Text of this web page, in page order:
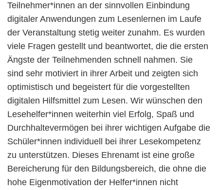
Teilnehmer*innen an der sinnvollen Einbindung
digitaler Anwendungen zum Lesenlernen im Laufe
der Veranstaltung stetig weiter zunahm. Es wurden
viele Fragen gestellt und beantwortet, die die ersten
Ängste der Teilnehmenden schnell nahmen. Sie
sind sehr motiviert in ihrer Arbeit und zeigten sich
optimistisch und begeistert für die vorgestellten
digitalen Hilfsmittel zum Lesen. Wir wünschen den
Lesehelfer*innen weiterhin viel Erfolg, Spaß und
Durchhaltevermögen bei ihrer wichtigen Aufgabe die
Schüler*innen individuell bei ihrer Lesekompetenz
zu unterstützen. Dieses Ehrenamt ist eine große
Bereicherung für den Bildungsbereich, die ohne die
hohe Eigenmotivation der Helfer*innen nicht